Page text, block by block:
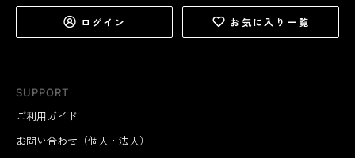
SUPPORT
ご利用ガイド
お問い合わせ（個人・法人）
ログイン お気に入り一覧